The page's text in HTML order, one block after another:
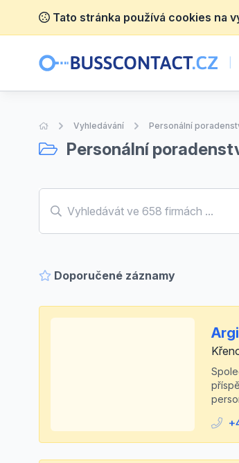
Tato stránka používá cookies na
Úvodní stránka
Vyhledávání Personální
Personální
Doporučené záznamy